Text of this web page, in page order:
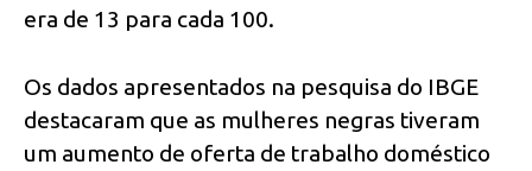
era de 13 para cada 100.
Os dados apresentados na pesquisa do IBGE
destacaram que as mulheres negras tiveram
um aumento de oferta de trabalho doméstico